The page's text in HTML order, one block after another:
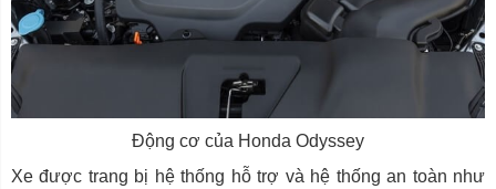
Động cơ của Honda Odyssey
Xe được trang bị hệ thống hỗ trợ và hệ thống an toàn như